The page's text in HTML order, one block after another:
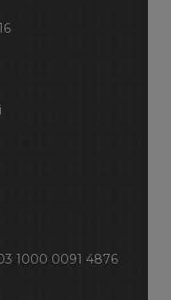
1000 0091 4876